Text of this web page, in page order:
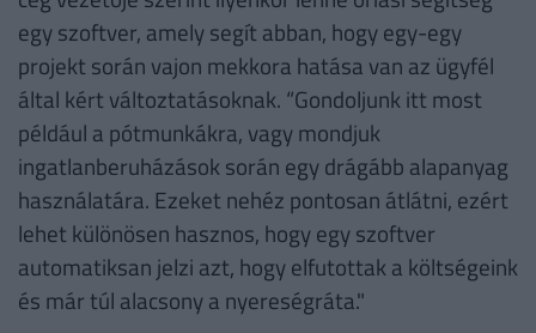
egy szoftver, amely segít abban, hogy egy-egy
projekt során vajon mekkora hatása van az ügyfél
által kért változtatásoknak. “Gondoljunk itt most
például a pótmunkákra, vagy mondjuk
ingatlanberuházások során egy drágább alapanyag
használatára. Ezeket nehéz pontosan átlátni, ezért
lehet különösen hasznos, hogy egy szoftver
automatiksan jelzi azt, hogy elfutottak a költségeink
és már túl alacsony a nyereségráta."